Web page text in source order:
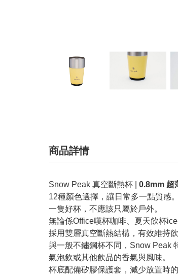
商品詳情
Snow Peak 真空斷熱杯 | 0.8mm 超
12種顏色選擇，讓日常多一點質感。
一隻好杯，不應該只屬於戶外。
無論係Office嘆杯咖啡、夏天飲杯
採用雙層真空斷熱結構，有效維持
與一般不鏽鋼杯不同，Snow Peak
氣泡飲或其他飲品的香氣與風味。
杯底配備矽膠保護套，減少放置時